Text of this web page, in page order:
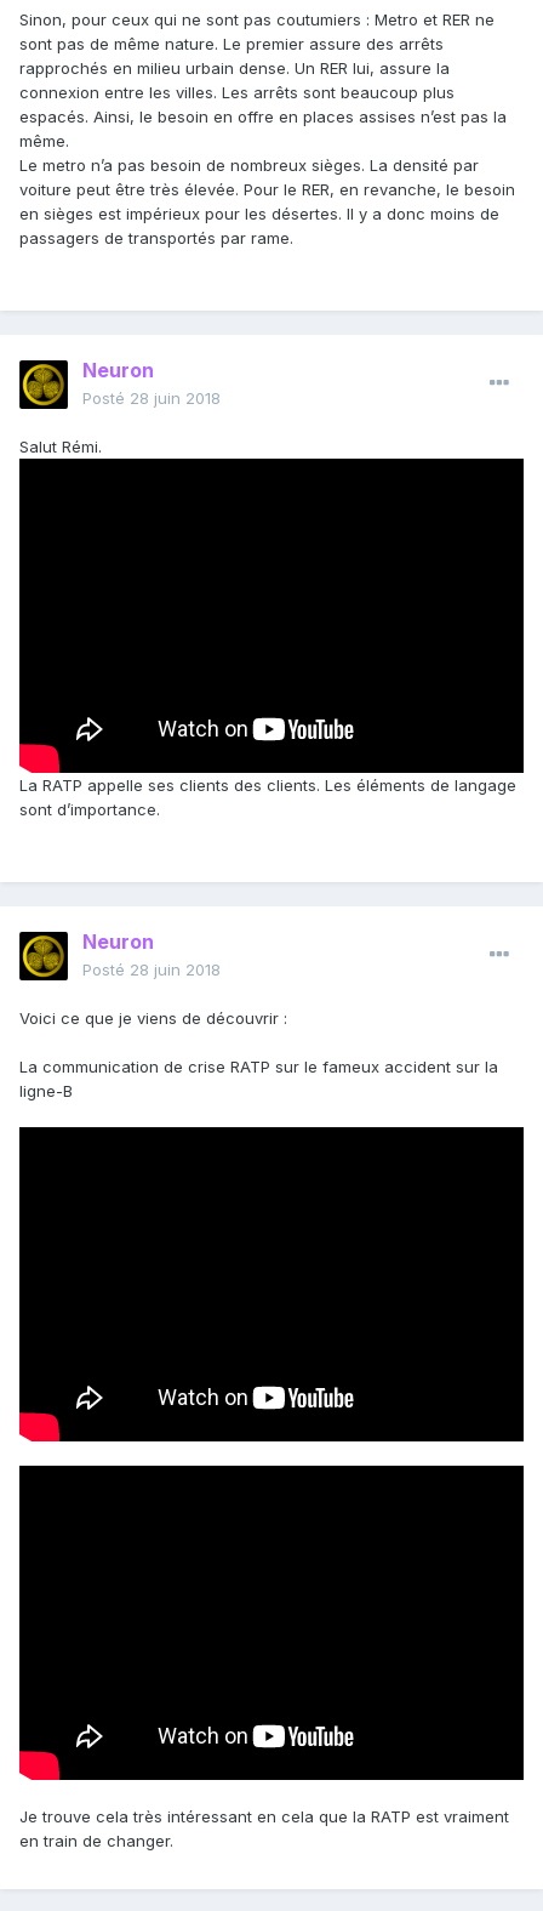
Sinon, pour ceux qui ne sont pas coutumiers : Metro et RER ne
sont pas de même nature. Le premier assure des arrêts
rapprochés en milieu urbain dense. Un RER lui, assure la
connexion entre les villes. Les arrêts sont beaucoup plus
espacés. Ainsi, le besoin en offre en places assises n’est pas la
même.
Le metro n’a pas besoin de nombreux sièges. La densité par
voiture peut être très élevée. Pour le RER, en revanche, le besoin
en sièges est impérieux pour les désertes. Il y a donc moins de
passagers de transportés par rame.
Neuron
Posté 28 juin 2018
Salut Rémi.
La RATP appelle ses clients des clients. Les éléments de langage
sont d’importance.
Neuron
Posté 28 juin 2018
Voici ce que je viens de découvrir :
La communication de crise RATP sur le fameux accident sur la
ligne-B
Je trouve cela très intéressant en cela que la RATP est vraiment
en train de changer.